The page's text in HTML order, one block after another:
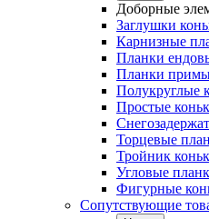
Доборные
Заглушки
Карнизные
Планки
Планки
Полукруглые
Простые
Торцевые
Тройник
Угловые
Фигурные
Сопутствующие